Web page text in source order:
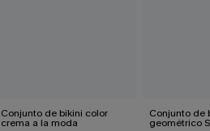
Conjunto de bikini color
crema a la moda
Conjunto de
geométrico